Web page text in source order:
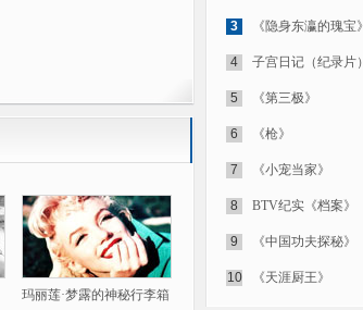
玛丽莲·梦露的神秘行李箱
3 《隐身东瀛的瑰宝》
4 子宫日记（纪录片）
5 《第三极》
6 《枪》
7 《小宠当家》
8 BTV纪实《档案》
9 《中国功夫探秘》
10 《天涯厨王》